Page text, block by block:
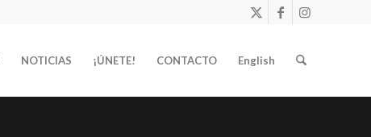
NOTICIAS ¡ÚNETE! CONTACTO English